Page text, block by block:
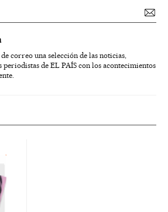
de correo una selección de las noticias,
periodistas de EL PAÍS con los acontecimientos